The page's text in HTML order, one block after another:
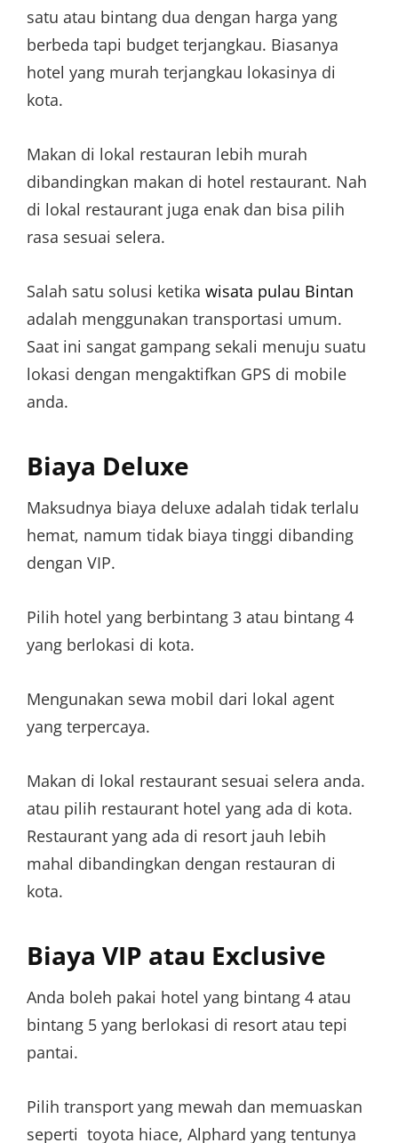
satu atau bintang dua dengan harga yang
berbeda tapi budget terjangkau. Biasanya
hotel yang murah terjangkau lokasinya di
kota.
Makan di lokal restauran lebih murah
dibandingkan makan di hotel restaurant. Nah
di lokal restaurant juga enak dan bisa pilih
rasa sesuai selera.
Salah satu solusi ketika wisata pulau Bintan
adalah menggunakan transportasi umum.
Saat ini sangat gampang sekali menuju suatu
lokasi dengan mengaktifkan GPS di mobile
anda.
Biaya Deluxe
Maksudnya biaya deluxe adalah tidak terlalu
hemat, namum tidak biaya tinggi dibanding
dengan VIP.
Pilih hotel yang berbintang 3 atau bintang 4
yang berlokasi di kota.
Mengunakan sewa mobil dari lokal agent
yang terpercaya.
Makan di lokal restaurant sesuai selera anda.
atau pilih restaurant hotel yang ada di kota.
Restaurant yang ada di resort jauh lebih
mahal dibandingkan dengan restauran di
kota.
Biaya VIP atau Exclusive
Anda boleh pakai hotel yang bintang 4 atau
bintang 5 yang berlokasi di resort atau tepi
pantai.
Pilih transport yang mewah dan memuaskan
seperti toyota hiace, Alphard yang tentunya